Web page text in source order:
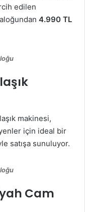
edilen
4.990 TL
makinesi,
için ideal bir
satışa sunuluyor.
Cam